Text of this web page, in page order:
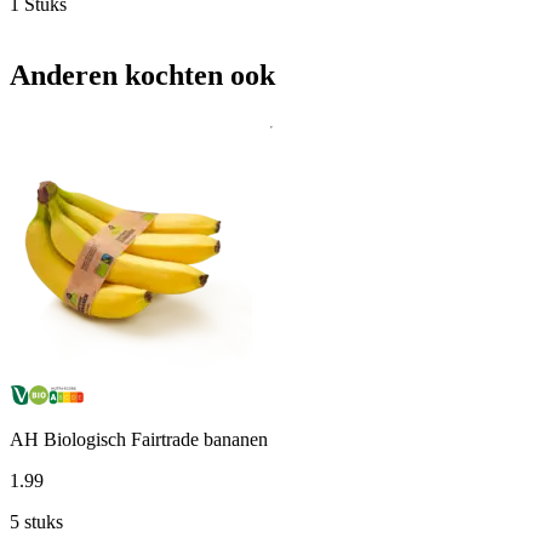
1 Stuks
Anderen kochten ook
AH Biologisch Fairtrade bananen
1 .99
5 stuks